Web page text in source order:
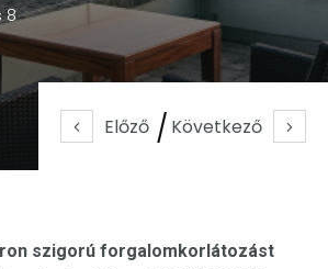
Előző Következő
8
szigorú forgalomkorlátozást